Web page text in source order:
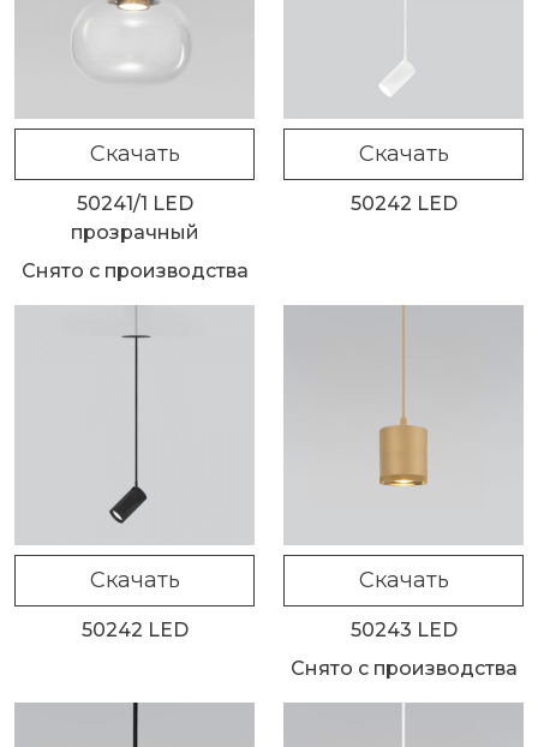
Скачать
50241/1 LED
прозрачный
Снято с производства
Скачать
50242 LED
Скачать
50242 LED
Скачать
50243 LED
Снято с производства